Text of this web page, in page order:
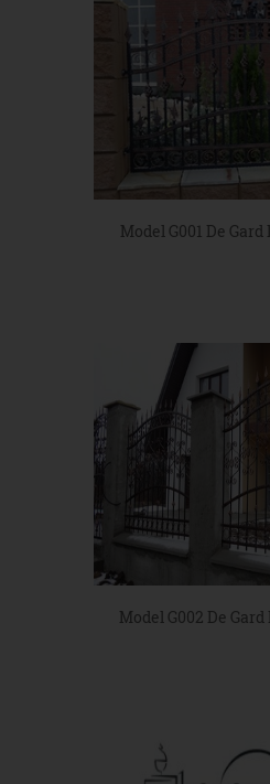
Model G001 De
Model G002 De